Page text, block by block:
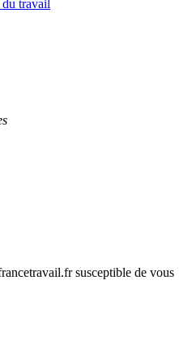
travail
susceptible de vous